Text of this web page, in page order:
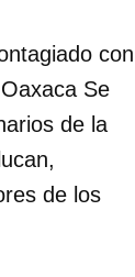
con
Se
de la
de los